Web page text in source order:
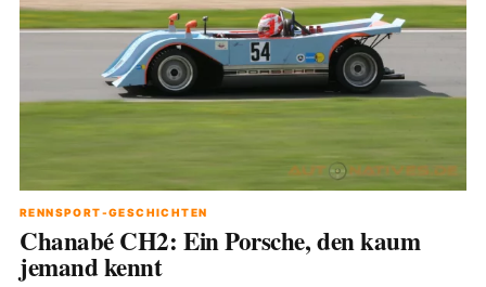
RENNSPORT-GESCHICHTEN
Chanabé CH2: Ein Porsche, den kaum
jemand kennt